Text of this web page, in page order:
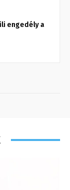
engedély a